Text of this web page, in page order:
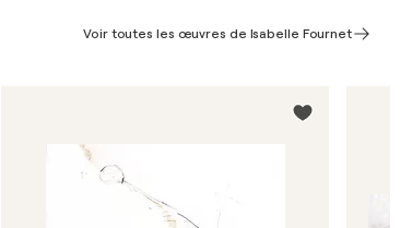
Voir toutes les œuvres de Isabelle Fournet